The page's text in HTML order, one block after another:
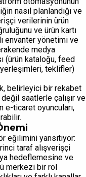
nasıl planlandığı ve
verilerinin ürün
ve ürün kartı
envanter yönetimi ve
medya
(ürün kataloğu, feed
teklifler)
belirleyici bir rekabet
saatlerle çalışır ve
e-ticaret oyuncuları,
eğilimini yansıtıyor:
taraf alışverişçi
hedeflemesine ve
merkezi bir rol